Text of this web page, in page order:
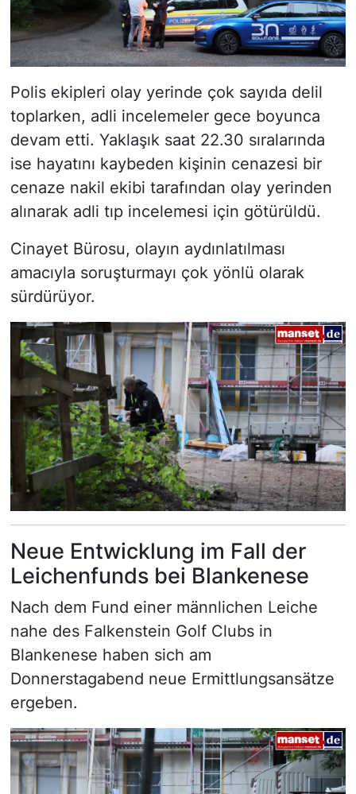
Polis ekipleri olay yerinde çok sayıda delil
toplarken, adli incelemeler gece boyunca
devam etti. Yaklaşık saat 22.30 sıralarında
ise hayatını kaybeden kişinin cenazesi bir
cenaze nakil ekibi tarafından olay yerinden
alınarak adli tıp incelemesi için götürüldü.
Cinayet Bürosu, olayın aydınlatılması
amacıyla soruşturmayı çok yönlü olarak
sürdürüyor.
Neue Entwicklung im Fall der
Leichenfunds bei Blankenese
Nach dem Fund einer männlichen Leiche
nahe des Falkenstein Golf Clubs in
Blankenese haben sich am
Donnerstagabend neue Ermittlungsansätze
ergeben.